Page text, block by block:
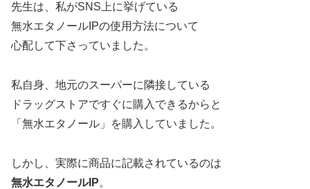
先生は、私がSNS上に挙げている
無水エタノールIPの使用方法について
心配して下さっていました。
私自身、地元のスーパーに隣接している
ドラッグストアですぐに購入できるからと
「無水エタノール」を購入していました。
しかし、実際に商品に記載されているのは
無水エタノールIP。